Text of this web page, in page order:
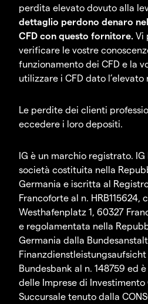
perdita elevato dovuto alla
dettaglio perdono denaro
CFD con questo fornitore. Vi
verificare le vostre
funzionamento dei CFD e la
utilizzare i CFD dato
Le perdite dei clienti
eccedere i loro depositi.
IG è un marchio registrato. IG
società costituita nella
Germania e iscritta al
Francoforte al n. HRB115624,
Westhafenplatz 1, 60327
e regolamentata nella
Germania dalla
Bundesbank al n. 148759 ed
delle Imprese di
Succursale tenuto dalla